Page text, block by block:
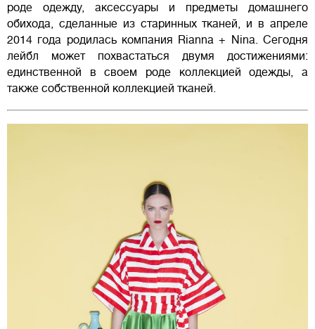
роде одежду, аксессуары и предметы домашнего
обихода, сделанные из старинных тканей, и в апреле
2014 года родилась компания Rianna + Nina. Сегодня
лейбл может похвастаться двумя достижениями:
единственной в своем роде коллекцией одежды, а
также собственной коллекцией тканей.